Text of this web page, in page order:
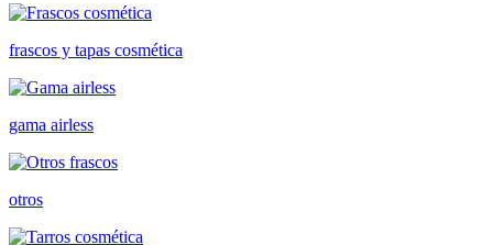
frascos y tapas cosmética
gama airless
otros